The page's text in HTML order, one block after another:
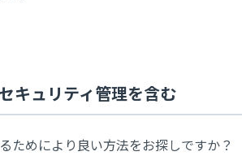
キュリティ管理を含む
ためにより良い方法をお探しですか？